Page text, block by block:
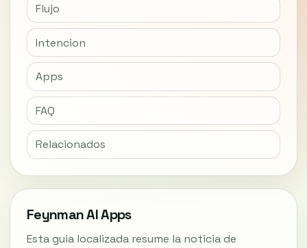
Flujo
Intencion
Apps
FAQ
Relacionados
Feynman AI Apps
Esta guia localizada resume la noticia de